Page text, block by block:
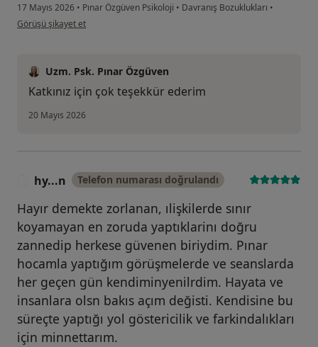
17 Mayıs 2026 • Pınar Özgüven Psikoloji • Davranış Bozuklukları •
kullanıcının görüşüne göre b.....
Görüşü şikayet et
Uzm. Psk. Pınar Özgüven
Katkınız için çok teşekkür ederim
20 Mayıs 2026
hy...n Telefon numarası doğrulandı
Hayır demekte zorlanan, ılişkilerde sınır
koyamayan en zoruda yaptıklarinı doğru
zannedip herkese güvenen biriydim. Pınar
hocamla yaptığım görüşmelerde ve seanslarda
her geçen gün kendiminyenilrdim. Hayata ve
insanlara olsn bakıs açım değisti. Kendisine bu
süreçte yaptığı yol göstericilik ve farkindalıkları
için minnettarım.